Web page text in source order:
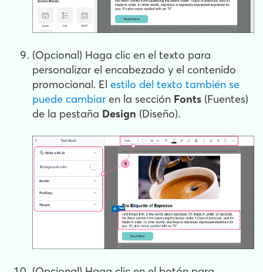
(Opcional) Haga clic en el texto para
personalizar el encabezado y el contenido
promocional. El estilo del texto también se
puede cambiar en la sección Fonts (Fuentes)
de la pestaña Design (Diseño).